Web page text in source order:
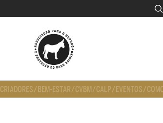
CRIADORES/ BEM-ESTAR/CVBM/CALP/ EVENTOS/